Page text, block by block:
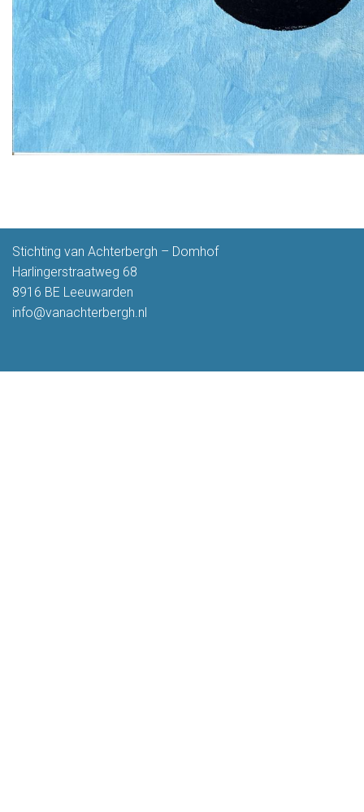
Stichting van Achterbergh – Domhof
Harlingerstraatweg 68
8916 BE Leeuwarden
info@vanachterbergh.nl